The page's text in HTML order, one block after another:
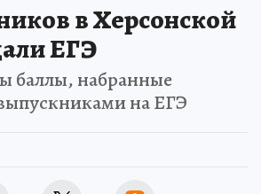
в Херсонской
ЕГЭ
баллы, набранные
на ЕГЭ